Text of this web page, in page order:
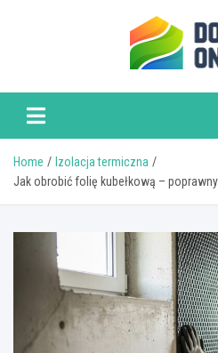
Home
Izolacja termiczna
Jak obrobić folię kubełkową –